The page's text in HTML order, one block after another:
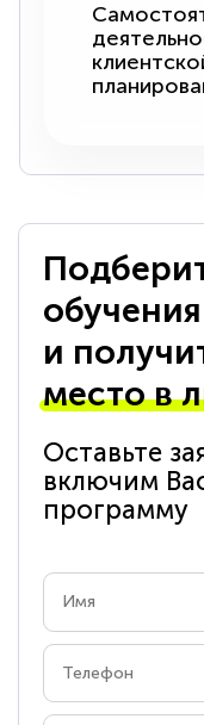
обучения
и
место в
Оставьте
включим
программу